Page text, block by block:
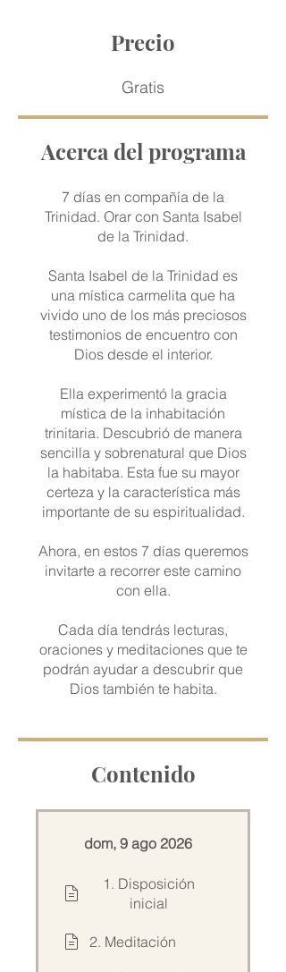
Precio
Gratis
Acerca del programa
7 días en compañía de la
Trinidad. Orar con Santa Isabel
de la Trinidad.
Santa Isabel de la Trinidad es
una mística carmelita que ha
vivido uno de los más preciosos
testimonios de encuentro con
Dios desde el interior.
Ella experimentó la gracia
mística de la inhabitación
trinitaria. Descubrió de manera
sencilla y sobrenatural que Dios
la habitaba. Esta fue su mayor
certeza y la característica más
importante de su espiritualidad.
Ahora, en estos 7 días queremos
invitarte a recorrer este camino
con ella.
Cada día tendrás lecturas,
oraciones y meditaciones que te
podrán ayudar a descubrir que
Dios también te habita.
Contenido
dom, 9 ago 2026
1. Disposición
inicial
2. Meditación